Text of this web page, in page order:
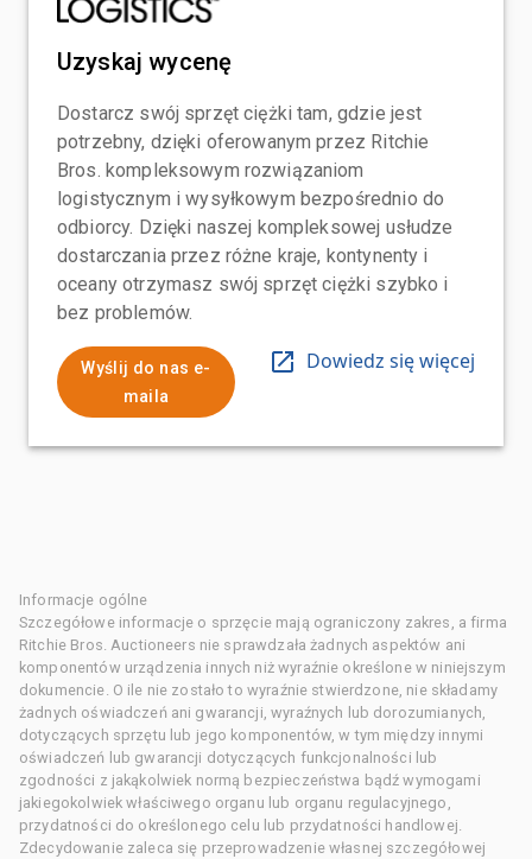
Uzyskaj wycenę
Dostarcz swój sprzęt ciężki tam, gdzie jest
potrzebny, dzięki oferowanym przez Ritchie
Bros. kompleksowym rozwiązaniom
logistycznym i wysyłkowym bezpośrednio do
odbiorcy. Dzięki naszej kompleksowej usłudze
dostarczania przez różne kraje, kontynenty i
oceany otrzymasz swój sprzęt ciężki szybko i
bez problemów.
Wyślij do nas e-
maila
Dowiedz się więcej
Informacje ogólne
Szczegółowe informacje o sprzęcie mają ograniczony zakres, a firma
Ritchie Bros. Auctioneers nie sprawdzała żadnych aspektów ani
komponentów urządzenia innych niż wyraźnie określone w niniejszym
dokumencie. O ile nie zostało to wyraźnie stwierdzone, nie składamy
żadnych oświadczeń ani gwarancji, wyraźnych lub dorozumianych,
dotyczących sprzętu lub jego komponentów, w tym między innymi
oświadczeń lub gwarancji dotyczących funkcjonalności lub
zgodności z jakąkolwiek normą bezpieczeństwa bądź wymogami
jakiegokolwiek właściwego organu lub organu regulacyjnego,
przydatności do określonego celu lub przydatności handlowej.
Zdecydowanie zaleca się przeprowadzenie własnej szczegółowej